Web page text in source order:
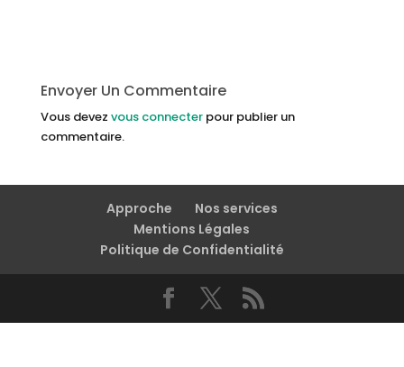
Envoyer Un Commentaire
Vous devez vous connecterpour publier un
commentaire.
Approche
Nos services
Mentions Légales
Politique de Confidentialité